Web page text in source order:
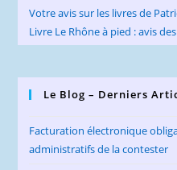
Votre avis sur les livres de
Livre Le Rhône à pied : avis
Le Blog – Derniers
Facturation électronique
administratifs de la contester